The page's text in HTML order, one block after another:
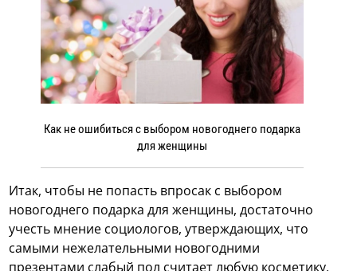
Как не ошибиться с выбором новогоднего подарка
для женщины
Итак, чтобы не попасть впросак с выбором
новогоднего подарка для женщины, достаточно
учесть мнение социологов, утверждающих, что
самыми нежелательными новогодними
презентами слабый пол считает любую косметику,